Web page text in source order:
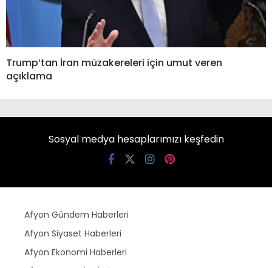
Trump’tan İran müzakereleri için umut veren
açıklama
Sosyal medya hesaplarımızı keşfedin
Afyon Gündem Haberleri
Afyon Siyaset Haberleri
Afyon Ekonomi Haberleri